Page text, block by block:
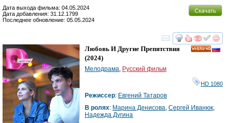
Скачать
Дата выхода фильма: 04.05.2024
Дата добавления: 31.12.1799
Последнее обновление: 05.05.2024
смотреть
Любовь И Другие Препятствия
(2024)
Мелодрама, Русский фильм
HD 1080
Режиссер: Евгений Татаров
В ролях: Марина Денисова, Сергей Иванюк,
Надежда Дугина